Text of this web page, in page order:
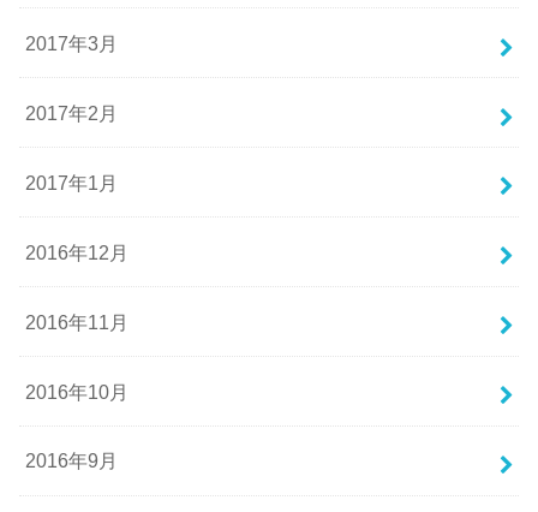
2017年3月
2017年2月
2017年1月
2016年12月
2016年11月
2016年10月
2016年9月